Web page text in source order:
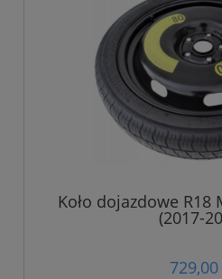
Koło dojazdowe
(2017-
729,00